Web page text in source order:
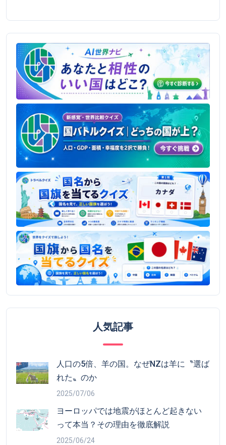
人気記事
人口の5倍、羊の国。なぜNZは羊に〝選ば
れた〟のか
2025/07/06
ヨーロッパでは地震がほとんど起きない
って本当？その理由を徹底解説
2025/06/24